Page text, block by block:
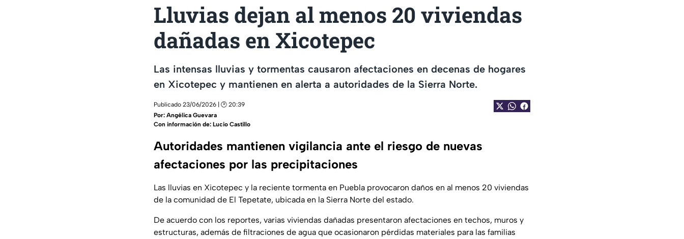
Lluvias dejan al menos 20 viviendas
dañadas en Xicotepec
Las intensas lluvias y tormentas causaron afectaciones en decenas de hogares
en Xicotepec y mantienen en alerta a autoridades de la Sierra Norte.
Publicado 23/06/2026 | 🕑 20:39
Por: Angélica Guevara
Con información de: Lucio Castillo
Autoridades mantienen vigilancia ante el riesgo de nuevas
afectaciones por las precipitaciones
Las lluvias en Xicotepec y la reciente tormenta en Puebla provocaron daños en al menos 20 viviendas
de la comunidad de El Tepetate, ubicada en la Sierra Norte del estado.
De acuerdo con los reportes, varias viviendas dañadas presentaron afectaciones en techos, muros y
estructuras, además de filtraciones de agua que ocasionaron pérdidas materiales para las familias